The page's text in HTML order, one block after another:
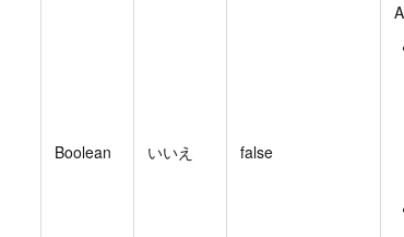
Boolean いいえ false